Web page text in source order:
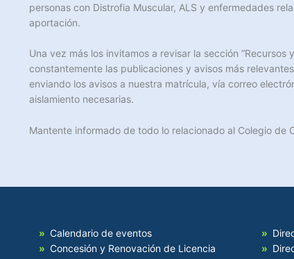
personas con Distrofia Muscular, ALS y enfermedades
aportación.
Una vez más los invitamos a revisar la sección
constantemente las publicaciones y avisos más
enviando los avisos a nuestra matrícula, vía correo
aislamiento necesarias.
Mantente informado de todo lo relacionado al Colegio de
Calendario de eventos
Concesión y Renovación de Licencia